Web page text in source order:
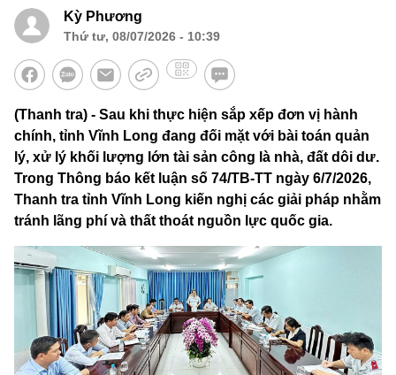
Kỳ Phương
Thứ tư, 08/07/2026 - 10:39
(Thanh tra) - Sau khi thực hiện sắp xếp đơn vị hành
chính, tỉnh Vĩnh Long đang đối mặt với bài toán quản
lý, xử lý khối lượng lớn tài sản công là nhà, đất dôi dư.
Trong Thông báo kết luận số 74/TB-TT ngày 6/7/2026,
Thanh tra tỉnh Vĩnh Long kiến nghị các giải pháp nhằm
tránh lãng phí và thất thoát nguồn lực quốc gia.